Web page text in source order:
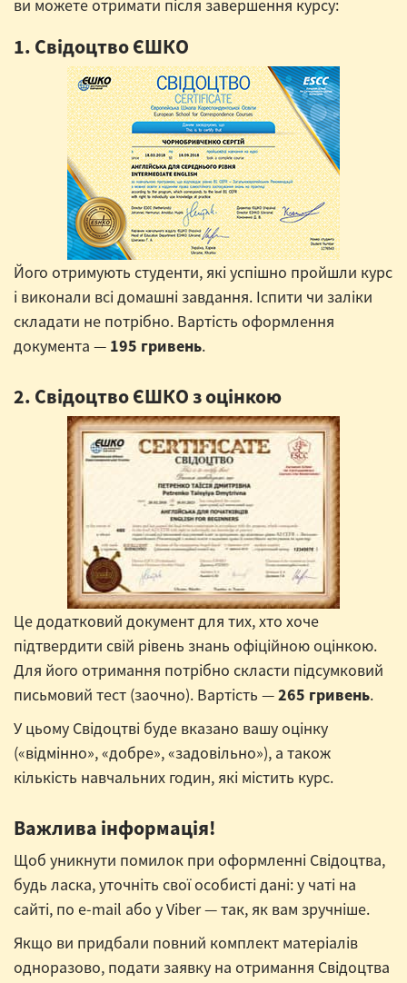
ви можете отримати після завершення курсу:
1. Свідоцтво ЄШКО
Його отримують студенти, які успішно пройшли курс
і виконали всі домашні завдання. Іспити чи заліки
складати не потрібно. Вартість оформлення
документа — 195 гривень.
2. Свідоцтво ЄШКО з оцінкою
Це додатковий документ для тих, хто хоче
підтвердити свій рівень знань офіційною оцінкою.
Для його отримання потрібно скласти підсумковий
письмовий тест (заочно). Вартість —265 гривень.
У цьому Свідоцтві буде вказано вашу оцінку
(«відмінно», «добре», «задовільно»), а також
кількість навчальних годин, які містить курс.
Важлива інформація!
Щоб уникнути помилок при оформленні Свідоцтва,
будь ласка, уточніть свої особисті дані: у чаті на
сайті, по e-mail або у Viber — так, як вам зручніше.
Якщо ви придбали повний комплект матеріалів
одноразово, подати заявку на отримання Свідоцтва